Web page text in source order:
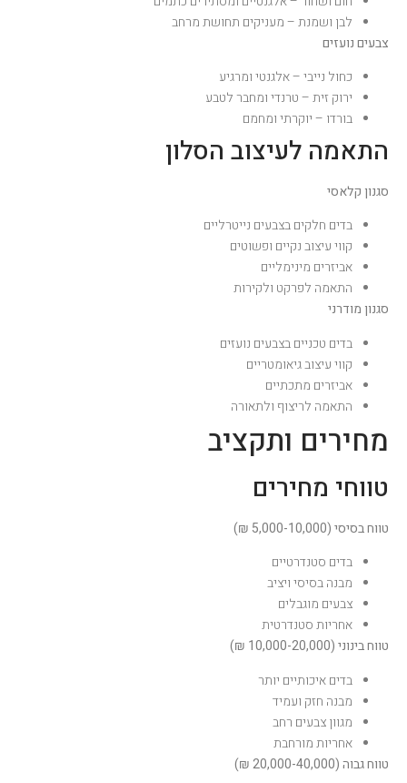
לבן ושמנת – מעניקים תחושת מרחב
צבעים נועזים
כחול נייבי – אלגנטי ומרגיע
ירוק זית – טרנדי ומחבר לטבע
בורדו – יוקרתי ומחמם
התאמה לעיצוב הסלון
סגנון קלאסי
בדים חלקים בצבעים נייטרליים
קווי עיצוב נקיים ופשוטים
אביזרים מינימליים
התאמה לפרקט ולקירות
סגנון מודרני
בדים טכניים בצבעים נועזים
קווי עיצוב גיאומטריים
אביזרים מתכתיים
התאמה לריצוף ולתאורה
מחירים ותקציב
טווחי מחירים
טווח בסיסי (5,000-10,000 ₪)
בדים סטנדרטיים
מבנה בסיסי ויציב
צבעים מוגבלים
אחריות סטנדרטית
טווח בינוני (10,000-20,000 ₪)
בדים איכותיים יותר
מבנה חזק ועמיד
מגוון צבעים רחב
אחריות מורחבת
טווח גבוה (20,000-40,000 ₪)